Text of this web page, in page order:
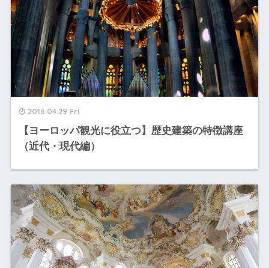
2016.04.29 Fri
【ヨーロッパ観光に役立つ】歴史建築の特徴講座
（近代・現代編）